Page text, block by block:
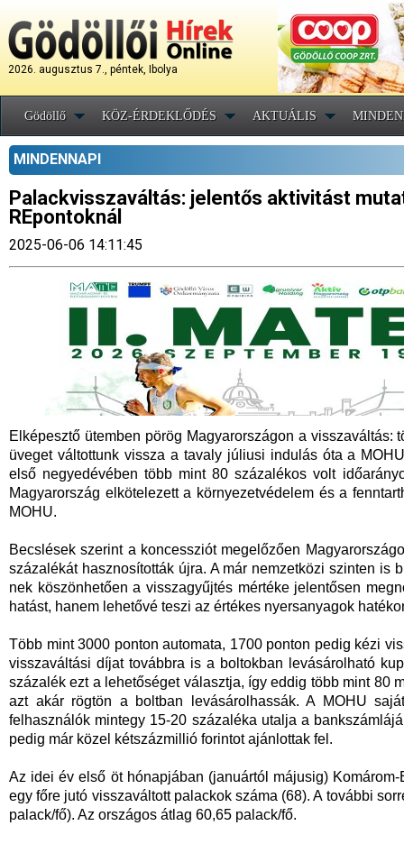
2026. augusztus 7., péntek, Ibolya
Gödöllő KÖZ-ÉRDEKLŐDÉS AKTUÁLIS
MINDENNAPI
Palackvisszaváltás: jelentős aktivitást
REpontoknál
2025-06-06 14:11:45
Elképesztő ütemben pörög Magyarországon a visszaváltás:
üveget váltottunk vissza a tavaly júliusi indulás óta a
első negyedévében több mint 80 százalékos volt
Magyarország elkötelezett a környezetvédelem és a
MOHU.
Becslések szerint a koncessziót megelőzően
százalékát hasznosították újra. A már nemzetközi szinten is
nek köszönhetően a visszagyűjtés mértéke jelentősen
hatást, hanem lehetővé teszi az értékes nyersanyagok
Több mint 3000 ponton automata, 1700 ponton pedig kézi
visszaváltási díjat továbbra is a boltokban levásárolható
százalék ezt a lehetőséget választja, így eddig több mint 80
azt akár rögtön a boltban levásárolhassák. A MOHU
felhasználók mintegy 15-20 százaléka utalja a
pedig már közel kétszázmillió forintot ajánlottak fel.
Az idei év első öt hónapjában (januártól májusig)
egy főre jutó visszaváltott palackok száma (68). A további
palack/fő). Az országos átlag 60,65 palack/fő.